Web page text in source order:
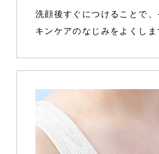
洗顔後すぐにつけることで
キンケアのなじみをよくしま